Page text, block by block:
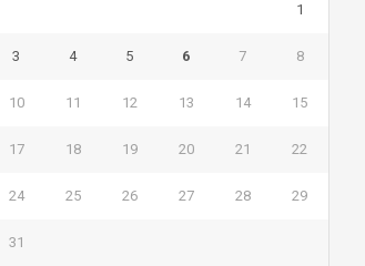
1
3 4 5 6 7 8
10 11 12 13 14 15
17 18 19 20 21 22
24 25 26 27 28 29
31